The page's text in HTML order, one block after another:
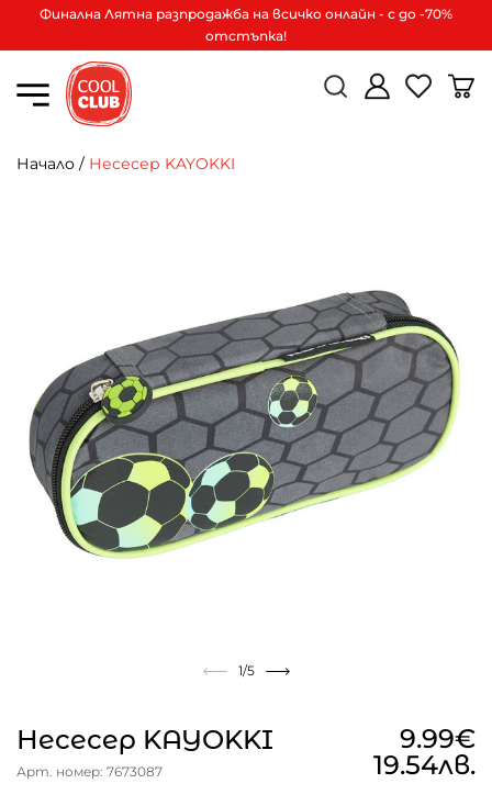
Финална Лятна разпродажба на всичко онлайн - с до -70%
отстъпка!
Начало / Несесер KAYOKKI
1/5
Несесер KAYOKKI
Арт. номер: 7673087
9.99€
19.54лв.